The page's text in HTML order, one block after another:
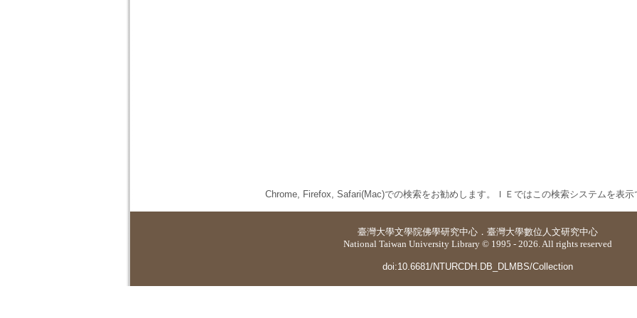
Chrome, Firefox, Safari(Mac)での検索をお勧めします。ＩＥではこの検索システムを表示
臺灣大學文學院佛學研究中心 ． 臺灣大學數位人文研究中心
National Taiwan University Library © 1995 - 2026. All rights reserved
doi:10.6681/NTURCDH.DB_DLMBS/Collection